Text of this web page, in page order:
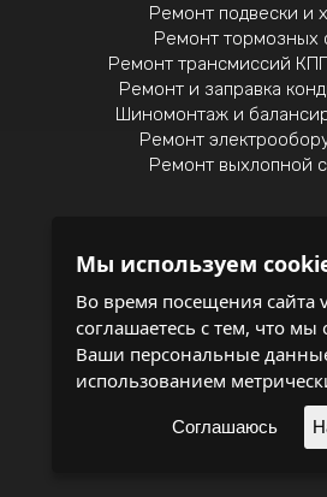
Ремонт подвески и
Ремонт тормозных
Ремонт трансмиссий
Ремонт и заправка
Шиномонтаж и
Ремонт
Ремонт выхлопной
Политика
записаться на
разработка сайта
Мы используем
Во время посещения сайта
соглашаетесь с тем, что мы
Ваши персональные
использованием
Соглашаюсь